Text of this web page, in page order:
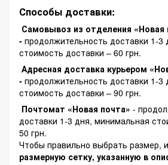
Способы доставки:
Самовывоз из отделения «Новая
- продолжительность доставки 1-3
стоимость доставки – 60 грн.
Адресная доставка курьером
- продолжительность доставки 1-3
стоимость доставки – 90 грн.
Почтомат «Новая почта» -
доставки 1-3 дня, минимальная
50 грн.
Чтобы правильно выбрать размер,
размерную сетку, указанную в